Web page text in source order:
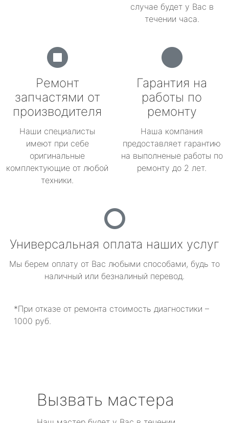
случае будет у Вас в
течении часа.
Ремонт
запчастями от
производителя
Наши специалисты
имеют при себе
оригинальные
комплектующие от любой
техники.
Гарантия на
работы по
ремонту
Наша компания
предоставляет гарантию
на выполненые работы по
ремонту до 2 лет.
Универсальная оплата наших услуг
Мы берем оплату от Вас любыми способами, будь то
наличный или безналиный перевод.
*При отказе от ремонта стоимость диагностики –
1000 руб.
Вызвать мастера